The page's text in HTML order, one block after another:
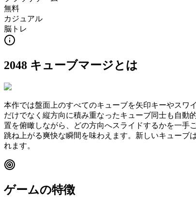
無料
カジュアル
脳トレ
2048 キューブマージとは
本作では盤面上のすべてのキューブを矢印キーやスワ
だけでなく縦方向に積み重なったキューブ同士も自動
置を俯瞰しながら、どの方向へスライドするかを一手
跳ね上がる爽快な瞬間を味わえます。新しいキューブ
れます。
ゲームの特徴